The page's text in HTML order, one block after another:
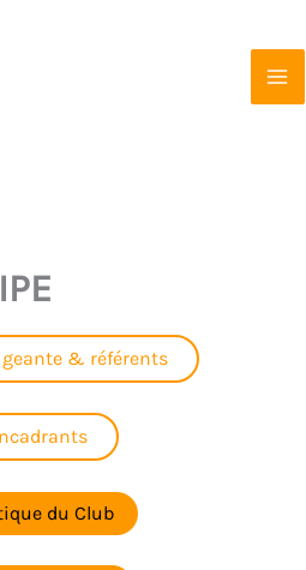
& référents
du Club